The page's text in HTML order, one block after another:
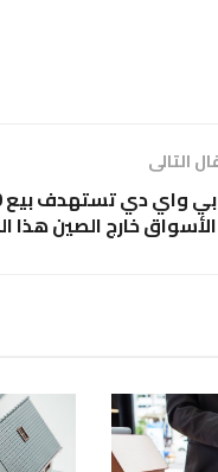
التالى
الأسواق خارج الصين هذا